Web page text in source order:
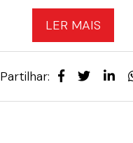
LER MAIS
Partilhar: